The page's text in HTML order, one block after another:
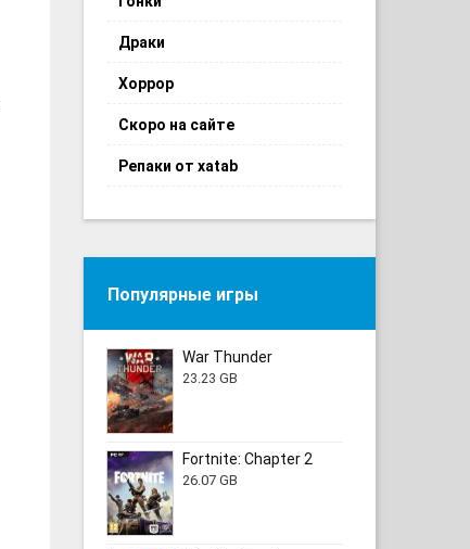
Драки
Хоррор
Скоро на сайте
Репаки от xatab
Популярные игры
War Thunder
23.23 GB
Fortnite: Chapter 2
26.07 GB